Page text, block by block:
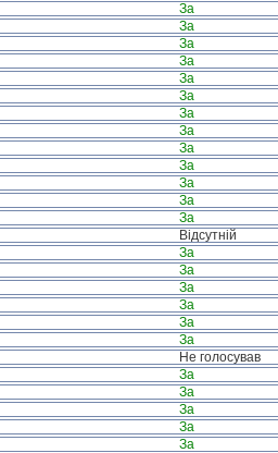
За
За
За
За
За
За
За
За
За
За
За
За
За
Відсутній
За
За
За
За
За
За
Не голосував
За
За
За
За
За